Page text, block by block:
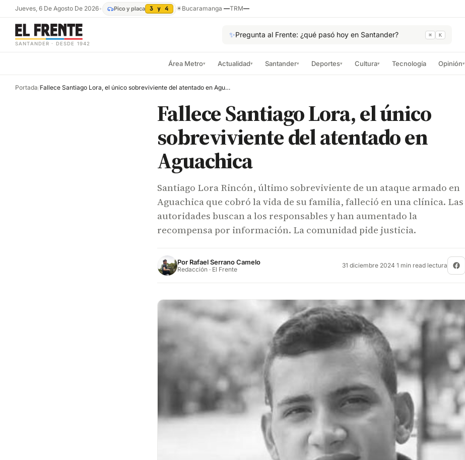
Jueves, 6 De Agosto De 2026• Pico y placa 3 y 4 ☀Bucaramanga —TRM—
SANTANDER · DESDE 1942
✨Pregunta al Frente: ¿qué pasó hoy en Santander? ⌘ K
Área Metro▾ Actualidad▾ Santander▾ Deportes▾ Cultura▾ Tecnología Opinión▾
Portada/ Fallece Santiago Lora, el único sobreviviente del atentado en Aguachica
Fallece Santiago Lora, el único
sobreviviente del atentado en
Aguachica
Santiago Lora Rincón, último sobreviviente de un ataque armado en
Aguachica que cobró la vida de su familia, falleció en una clínica. Las
autoridades buscan a los responsables y han aumentado la
recompensa por información. La comunidad pide justicia.
Por Rafael Serrano Camelo
Redacción · El Frente 31 diciembre 2024·1 min read lectura